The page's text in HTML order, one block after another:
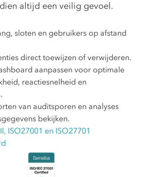
altijd een veilig gevoel.
sloten en gebruikers op afstand
direct toewijzen of verwijderen.
aanpassen voor optimale
reactiesnelheid en
van auditsporen en analyses
bekijken.
ISO27001 en ISO27701